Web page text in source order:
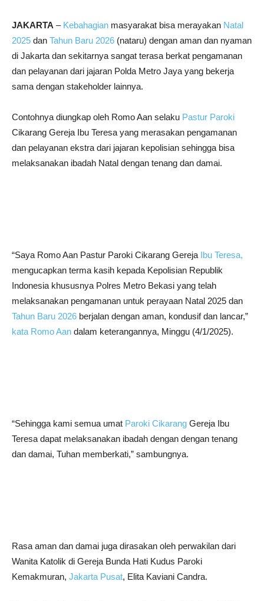
JAKARTA – Kebahagian masyarakat bisa merayakan Natal
2025 dan Tahun Baru 2026 (nataru) dengan aman dan nyaman
di Jakarta dan sekitarnya sangat terasa berkat pengamanan
dan pelayanan dari jajaran Polda Metro Jaya yang bekerja
sama dengan stakeholder lainnya.
Contohnya diungkap oleh Romo Aan selaku Pastur Paroki
Cikarang Gereja Ibu Teresa yang merasakan pengamanan
dan pelayanan ekstra dari jajaran kepolisian sehingga bisa
melaksanakan ibadah Natal dengan tenang dan damai.
“Saya Romo Aan Pastur Paroki Cikarang Gereja Ibu Teresa,
mengucapkan terma kasih kepada Kepolisian Republik
Indonesia khususnya Polres Metro Bekasi yang telah
melaksanakan pengamanan untuk perayaan Natal 2025 dan
Tahun Baru 2026 berjalan dengan aman, kondusif dan lancar,”
kata Romo Aan dalam keterangannya, Minggu (4/1/2025).
“Sehingga kami semua umat Paroki Cikarang Gereja Ibu
Teresa dapat melaksanakan ibadah dengan dengan tenang
dan damai, Tuhan memberkati,” sambungnya.
Rasa aman dan damai juga dirasakan oleh perwakilan dari
Wanita Katolik di Gereja Bunda Hati Kudus Paroki
Kemakmuran, Jakarta Pusat, Elita Kaviani Candra.